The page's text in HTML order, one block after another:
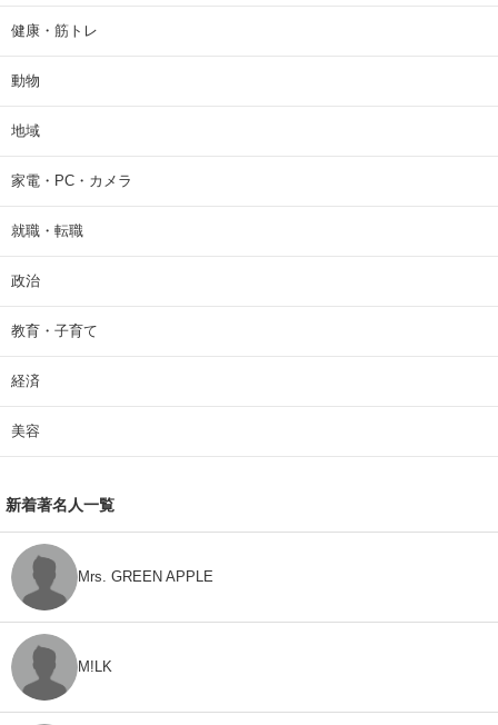
健康・筋トレ
動物
地域
家電・PC・カメラ
就職・転職
政治
教育・子育て
経済
美容
新着著名人一覧
Mrs. GREEN APPLE
M!LK